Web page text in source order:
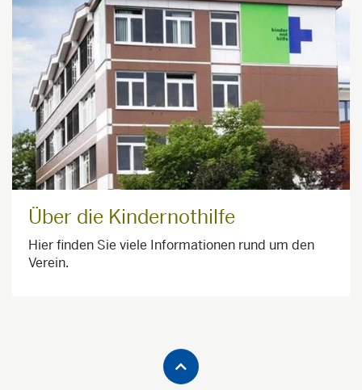
Über die Kindernothilfe
Hier finden Sie viele Informationen rund um den
Verein.